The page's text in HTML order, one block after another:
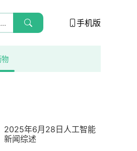
手机版
物
2025年6月28日人工智能
新闻综述